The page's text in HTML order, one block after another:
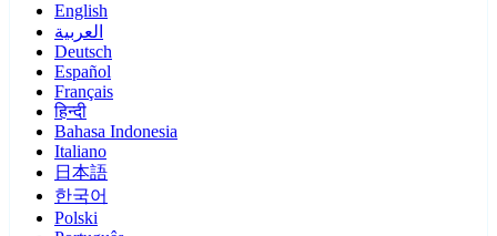
English
العربية
Deutsch
Español
Français
हिन्दी
Bahasa Indonesia
Italiano
日本語
한국어
Polski